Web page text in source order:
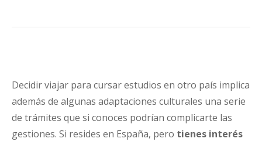
Decidir viajar para cursar estudios en otro país implica
además de algunas adaptaciones culturales una serie
de trámites que si conoces podrían complicarte las
gestiones. Si resides en España, pero tienes interés